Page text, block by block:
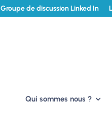
Groupe de discussion Linked In
Qui sommes nous ?